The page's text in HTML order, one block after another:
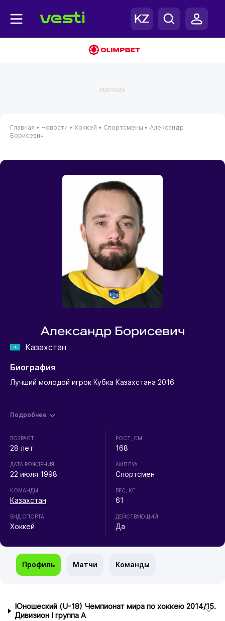
РЕКЛАМА
Главная • Новости • Хоккей • Спортсмены • Александр
Борисевич
Александр Борисевич
Казахстан
Биография
Лучший молодой игрок Кубка Казахстана 2016
Подробнее
ВОЗРАСТ
28 лет
ДАТА РОЖДЕНИЯ
22 июля 1998
КОМАНДЫ
Казахстан
ВИД СПОРТА
Хоккей
РОСТ, СМ
168
АМПЛУА
Спортсмен
ВЕС, КГ
61
ДЕЙСТВУЮЩИЙ
Да
Профиль Матчи Команды
Юношеский (U-18) Чемпионат мира по хоккею 2014/15.
Дивизион I группа А